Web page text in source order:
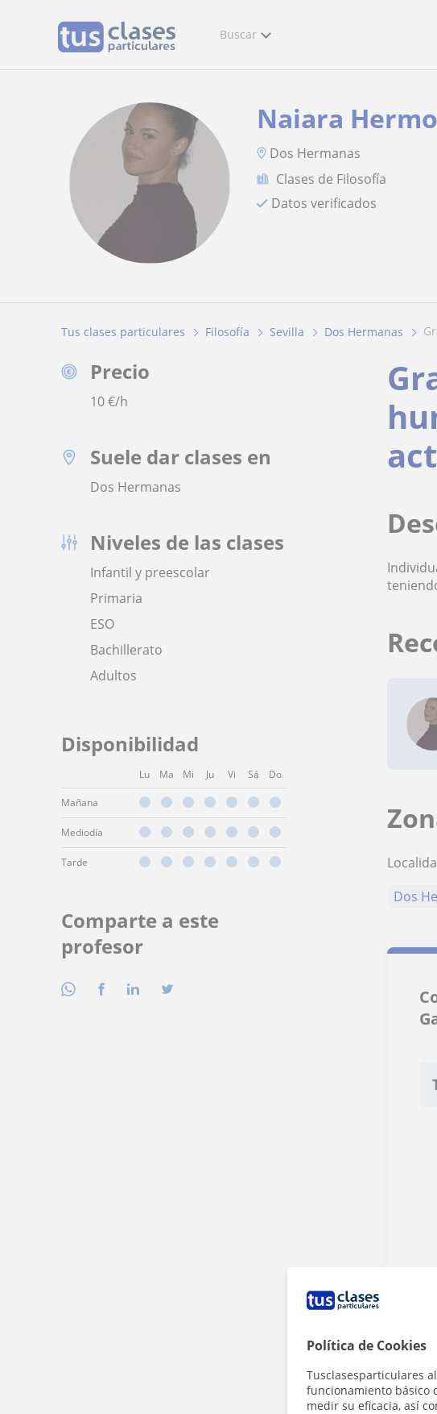
Política de Cookies
Tusclasesparticulares
funcionamiento básico
medir su eficacia, así
Buscar
Naiara
Dos Hermanas
Clases de Filosofía
Datos verificados
Tus clases particulares Filosofía Sevilla Dos Hermanas
Precio
10€/h
Suele dar clases en
Dos Hermanas
Niveles de las clases
Infantil y preescolar
Primaria
ESO
Bachillerato
Adultos
Disponibilidad
Lu Ma Mi Ju Vi Sá Do
Mañana
Mediodía
Tarde
Comparte a este
profesor
Dos